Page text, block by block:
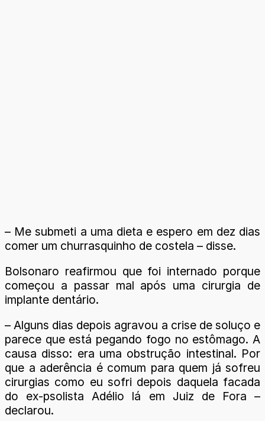
– Me submeti a uma dieta e espero em dez dias
comer um churrasquinho de costela – disse.
Bolsonaro reafirmou que foi internado porque
começou a passar mal após uma cirurgia de
implante dentário.
– Alguns dias depois agravou a crise de soluço e
parece que está pegando fogo no estômago. A
causa disso: era uma obstrução intestinal. Por
que a aderência é comum para quem já sofreu
cirurgias como eu sofri depois daquela facada
do ex-psolista Adélio lá em Juiz de Fora –
declarou.